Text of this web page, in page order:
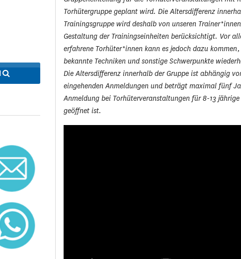
Torhütergruppe geplant wird. Die Altersdifferenz
Trainingsgruppe wird deshalb von unseren
Gestaltung der Trainingseinheiten berücksichtigt. Vor
erfahrene Torhüter*innen kann es jedoch dazu
bekannte Techniken und sonstige Schwerpunkte
Die Altersdifferenz innerhalb der Gruppe ist abhängig
eingehenden Anmeldungen und beträgt maximal fünf
Anmeldung bei Torhüterveranstaltungen für 8-13 jährige
geöffnet ist.